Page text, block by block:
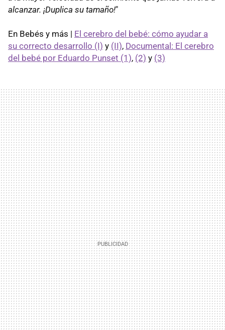
alcanzar. ¡Duplica su tamaño!"
En Bebés y más | El cerebro del bebé: cómo ayudar a
su correcto desarrollo (I) y (II), Documental: El cerebro
del bebé por Eduardo Punset (1), (2) y (3)